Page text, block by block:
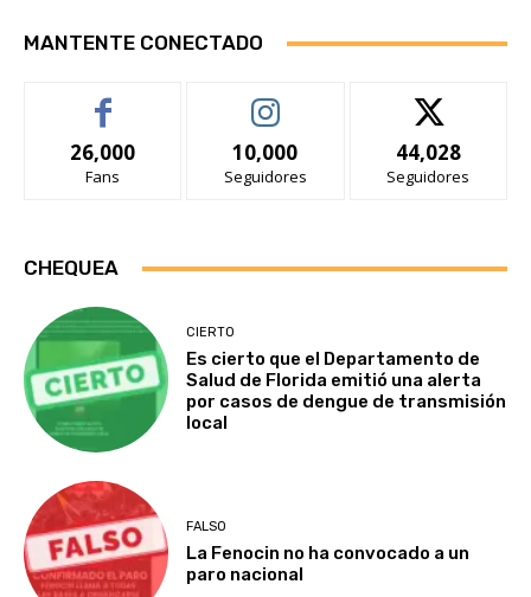
MANTENTE CONECTADO
26,000
Fans
10,000
Seguidores
44,028
Seguidores
CHEQUEA
CIERTO
Es cierto que el Departamento de
Salud de Florida emitió una alerta
por casos de dengue de transmisión
local
FALSO
La Fenocin no ha convocado a un
paro nacional